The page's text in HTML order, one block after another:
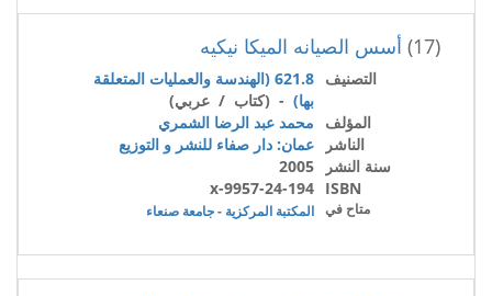
(17) أسس الصيانه الميكا نيكيه
التصنيف
621.8 (الهندسة والعمليات المتعلقة
بها) - (كتاب / عربي)
المؤلف
محمد عبد الرضا الشمري
الناشر
عمان: دار صفاء للنشر و التوزيع
سنة النشر
2005
ISBN
9957-24-194-x
متاح في المكتبة المركزية - جامعة صنعاء